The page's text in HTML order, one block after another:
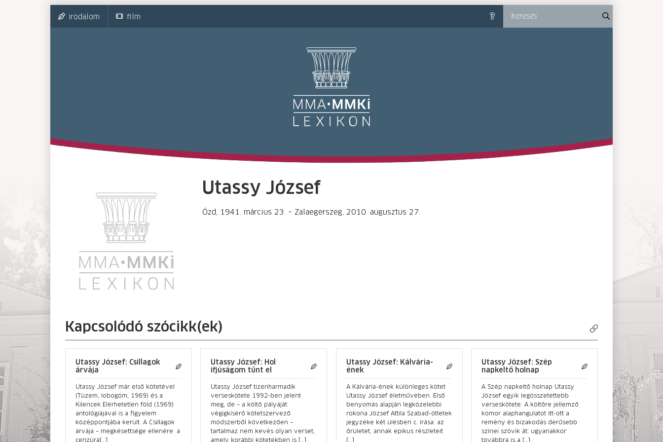
irodalom film súgó
keresés
MMA-
Utassy József
Ózd, 1941. március 23. – Zalaegerszeg, 2010. augusztus 27.
Kapcsolódó szócikk(ek)
Utassy József: Csillagok
árvája
Utassy József már első kötetével
(Tüzem, lobogóm, 1969) és a
Kilencek Elérhetetlen föld (1969)
antológiájával is a figyelem
középpontjába került. A Csillagok
árvája – megkésettsége ellenére: a
cenzúra[…]
Utassy József: Hol
ifjúságom tűnt el
Utassy József tizenharmadik
verseskötete 1992-ben jelent
meg, de – a költő pályáját
végigkísérő kötetszervező
módszerből következően –
tartalmaz nem kevés olyan verset,
amely korábbi kötetekben is […]
Utassy József: Kálvária-
ének
A Kálvária-ének különleges kötet
Utassy József életművében. Első
benyomás alapján legközelebbi
rokona József Attila Szabad-ötletek
jegyzéke két ülésben c. írása: az
őrületet, annak epikus részleteit
[…]
Utassy József: Szép
napkeltő holnap
A Szép napkeltő holnap Utassy
József egyik legösszetettebb
verseskötete. A költőre jellemző
komor alaphangulatot itt-ott a
remény és bizakodás derűsebb
színei szövik át; ugyanakkor
továbbra is a […]